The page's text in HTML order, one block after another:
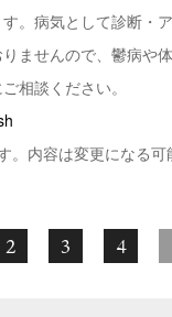
。病気として診断・
ませんので、鬱病や
相談ください。
。内容は変更になる可
2 3 4